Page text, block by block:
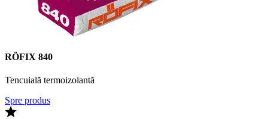
RÖFIX 840
Tencuială termoizolantă
Spre produs